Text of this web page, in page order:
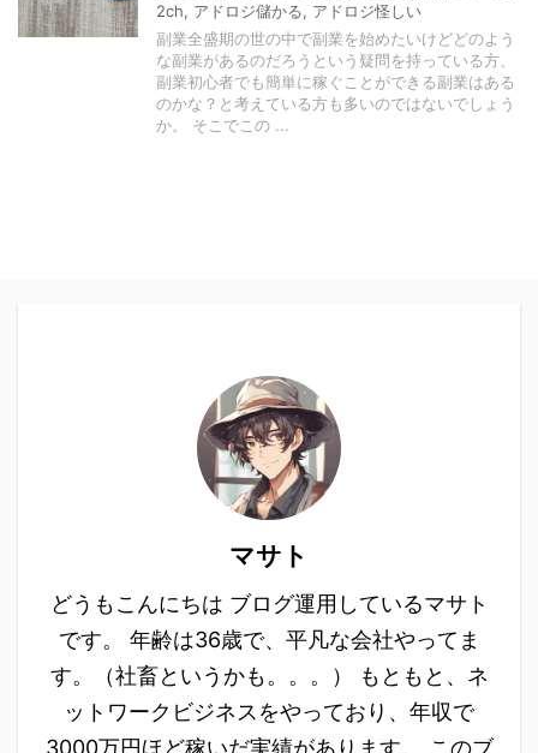
2ch, アドロジ儲かる, アドロジ怪しい
副業全盛期の世の中で副業を始めたいけどどのよう
な副業があるのだろうという疑問を持っている方、
副業初心者でも簡単に稼ぐことができる副業はある
のかな？と考えている方も多いのではないでしょう
か。 そこでこの ...
マサト
どうもこんにちは ブログ運用しているマサト
です。 年齢は36歳で、平凡な会社やってま
す。（社畜というかも。。。） もともと、ネ
ットワークビジネスをやっており、年収で
3000万円ほど稼いだ実績があります。 このブ